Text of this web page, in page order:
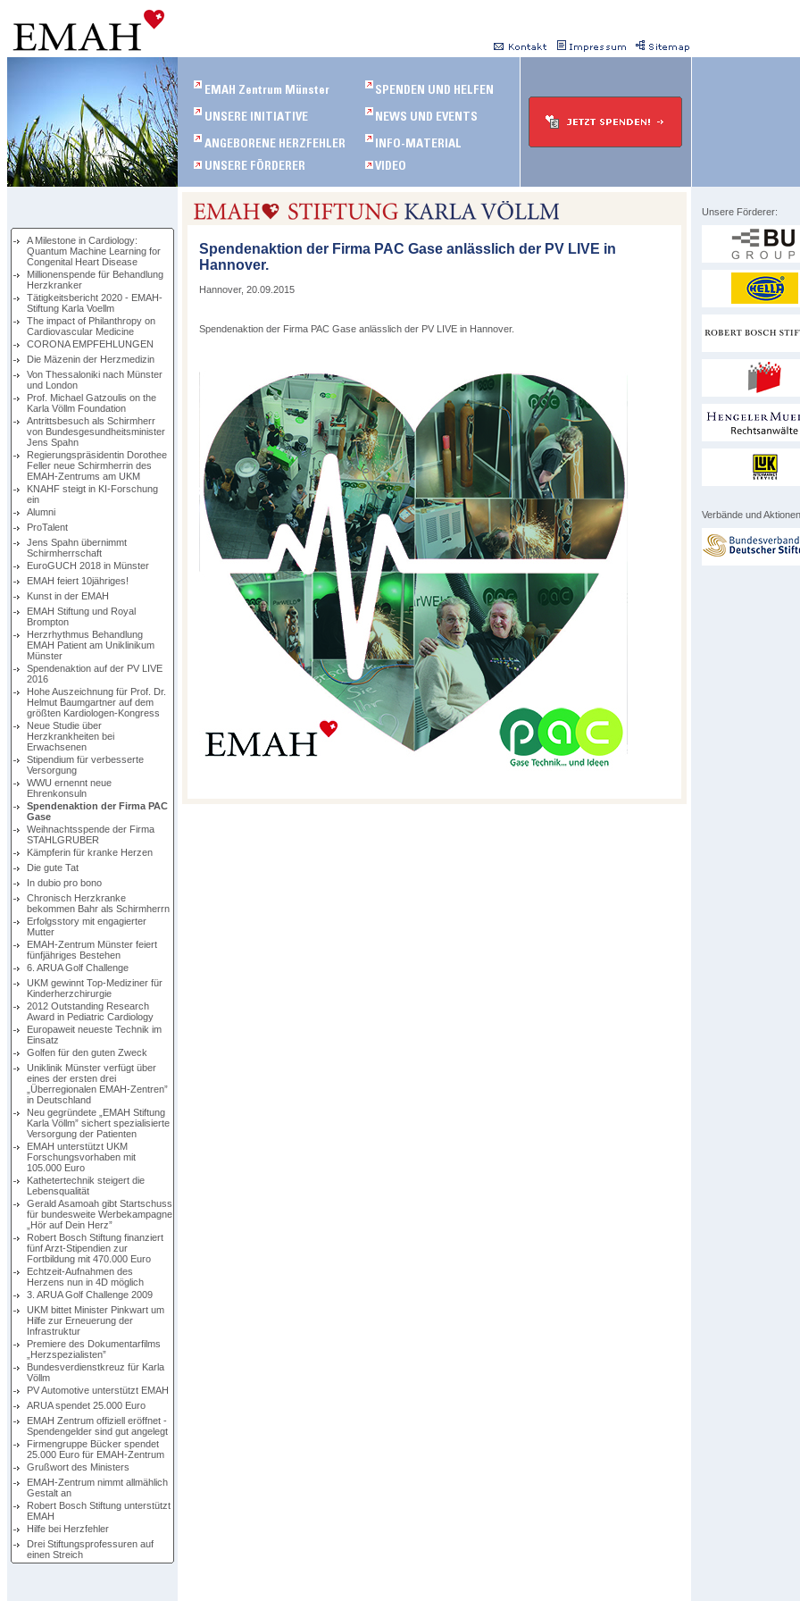
A Milestone in Cardiology:
Quantum Machine Learning for
Congenital Heart Disease
Millionenspende für Behandlung
Herzkranker
Tätigkeitsbericht 2020 - EMAH-
Stiftung Karla Voellm
The impact of Philanthropy on
Cardiovascular Medicine
CORONA EMPFEHLUNGEN
Die Mäzenin der Herzmedizin
Von Thessaloniki nach Münster
und London
Prof. Michael Gatzoulis on the
Karla Völlm Foundation
Antrittsbesuch als Schirmherr
von Bundesgesundheitsminister
Jens Spahn
Regierungspräsidentin Dorothee
Feller neue Schirmherrin des
EMAH-Zentrums am UKM
KNAHF steigt in KI-Forschung
ein
Alumni
ProTalent
Jens Spahn übernimmt
Schirmherrschaft
EuroGUCH 2018 in Münster
EMAH feiert 10jähriges!
Kunst in der EMAH
EMAH Stiftung und Royal
Brompton
Herzrhythmus Behandlung
EMAH Patient am Uniklinikum
Münster
Spendenaktion auf der PV LIVE
2016
Hohe Auszeichnung für Prof. Dr.
Helmut Baumgartner auf dem
größten Kardiologen-Kongress
Neue Studie über
Herzkrankheiten bei
Erwachsenen
Stipendium für verbesserte
Versorgung
WWU ernennt neue
Ehrenkonsuln
Spendenaktion der Firma PAC
Gase
Weihnachtsspende der Firma
STAHLGRUBER
Kämpferin für kranke Herzen
Die gute Tat
In dubio pro bono
Chronisch Herzkranke
bekommen Bahr als Schirmherrn
Erfolgsstory mit engagierter
Mutter
EMAH-Zentrum Münster feiert
fünfjähriges Bestehen
6. ARUA Golf Challenge
UKM gewinnt Top-Mediziner für
Kinderherzchirurgie
2012 Outstanding Research
Award in Pediatric Cardiology
Europaweit neueste Technik im
Einsatz
Golfen für den guten Zweck
Uniklinik Münster verfügt über
eines der ersten drei
„Überregionalen EMAH-Zentren”
in Deutschland
Neu gegründete „EMAH Stiftung
Karla Völlm” sichert spezialisierte
Versorgung der Patienten
EMAH unterstützt UKM
Forschungsvorhaben mit
105.000 Euro
Kathetertechnik steigert die
Lebensqualität
Gerald Asamoah gibt Startschuss
für bundesweite Werbekampagne
„Hör auf Dein Herz”
Robert Bosch Stiftung finanziert
fünf Arzt-Stipendien zur
Fortbildung mit 470.000 Euro
Echtzeit-Aufnahmen des
Herzens nun in 4D möglich
3. ARUA Golf Challenge 2009
UKM bittet Minister Pinkwart um
Hilfe zur Erneuerung der
Infrastruktur
Premiere des Dokumentarfilms
„Herzspezialisten”
Bundesverdienstkreuz für Karla
Völlm
PV Automotive unterstützt EMAH
ARUA spendet 25.000 Euro
EMAH Zentrum offiziell eröffnet -
Spendengelder sind gut angelegt
Firmengruppe Bücker spendet
25.000 Euro für EMAH-Zentrum
Grußwort des Ministers
EMAH-Zentrum nimmt allmählich
Gestalt an
Robert Bosch Stiftung unterstützt
EMAH
Hilfe bei Herzfehler
Drei Stiftungsprofessuren auf
einen Streich
Spendenaktion der Firma PAC Gase anlässlich der PV LIVE in
Hannover.
Hannover, 20.09.2015
Spendenaktion der Firma PAC Gase anlässlich der PV LIVE in Hannover.
Unsere Förderer:
Verbände und